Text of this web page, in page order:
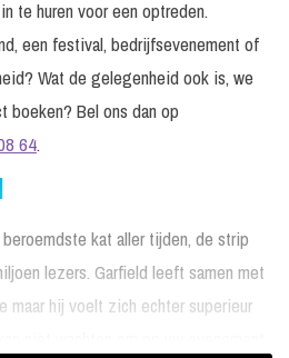
te huren voor een optreden.
een festival, bedrijfsevenement of
Wat de gelegenheid ook is, we
boeken? Bel ons dan op
64.
kat aller tijden, de strip
lezers. Garfield leeft samen met
maar hij voelt zich echter superieur